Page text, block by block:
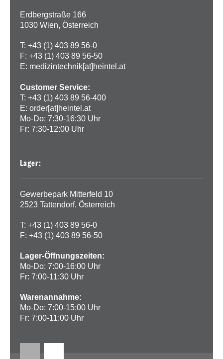
Erdbergstraße 166
1030 Wien, Österreich
T: +43 (1) 403 89 56-0
F: +43 (1) 403 89 56-50
E: medizintechnik[at]heintel.at
Customer Service:
T: +43 (1) 403 89 56-400
E: order[at]heintel.at
Mo-Do: 7:30-16:30 Uhr
Fr: 7:30-12:00 Uhr
Lager:
Gewerbepark Mitterfeld 10
2523 Tattendorf, Österreich
T: +43 (1) 403 89 56-0
F: +43 (1) 403 89 56-50
Lager-Öffnungszeiten:
Mo-Do: 7:00-16:00 Uhr
Fr: 7:00-11:30 Uhr
Warenannahme:
Mo-Do: 7:00-15:00 Uhr
Fr: 7:00-11:00 Uhr